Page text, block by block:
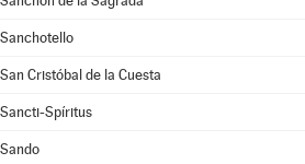
Sanchotello
San Cristóbal de la Cuesta
Sancti-Spíritus
Sando